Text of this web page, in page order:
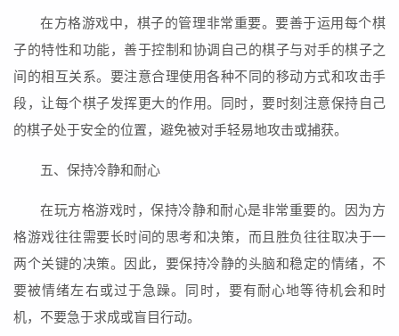
在方格游戏中，棋子的管理非常重要。要善于运用每个棋
子的特性和功能，善于控制和协调自己的棋子与对手的棋子之
间的相互关系。要注意合理使用各种不同的移动方式和攻击手
段，让每个棋子发挥更大的作用。同时，要时刻注意保持自己
的棋子处于安全的位置，避免被对手轻易地攻击或捕获。
五、保持冷静和耐心
在玩方格游戏时，保持冷静和耐心是非常重要的。因为方
格游戏往往需要长时间的思考和决策，而且胜负往往取决于一
两个关键的决策。因此，要保持冷静的头脑和稳定的情绪，不
要被情绪左右或过于急躁。同时，要有耐心地等待机会和时
机，不要急于求成或盲目行动。